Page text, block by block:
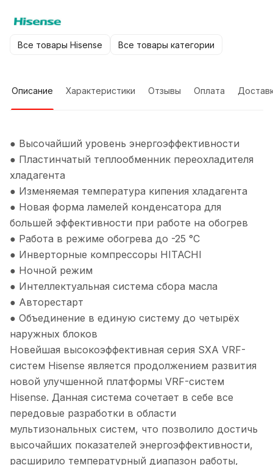
Все товары Hisense Все товары категории
Описание Характеристики Отзывы Оплата
● Высочайший уровень энергоэффективности
● Пластинчатый теплообменник переохладителя
хладагента
● Изменяемая температура кипения хладагента
● Новая форма ламелей конденсатора для
большей эффективности при работе на обогрев
● Работа в режиме обогрева до -25 °С
● Инверторные компрессоры HITACHI
● Ночной режим
● Интеллектуальная система сбора масла
● Авторестарт
● Объединение в единую систему до четырёх
наружных блоков
Новейшая высокоэффективная серия SXA VRF-
систем Hisense является продолжением развития
новой улучшенной платформы VRF-систем
Hisense. Данная система сочетает в себе все
передовые разработки в области
мультизональных систем, что позволило достичь
высочайших показателей энергоэффективности,
расширило температурный диапазон работы,